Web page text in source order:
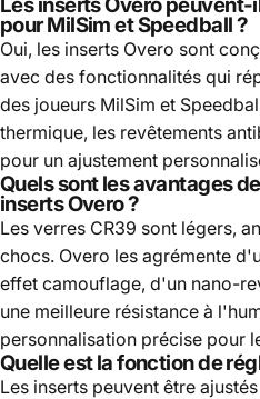
pour MilSim et Speedball ?
Oui, les inserts Overo sont
avec des fonctionnalités qui
des joueurs MilSim et
thermique, les revêtements
pour un ajustement
Quels sont les avantages
inserts Overo ?
Les verres CR39 sont légers,
chocs. Overo les agrémente
effet camouflage, d'un nano-
une meilleure résistance à
personnalisation précise pour
Quelle est la fonction de
Les inserts peuvent être